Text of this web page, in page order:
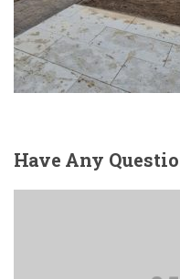
HaveAny